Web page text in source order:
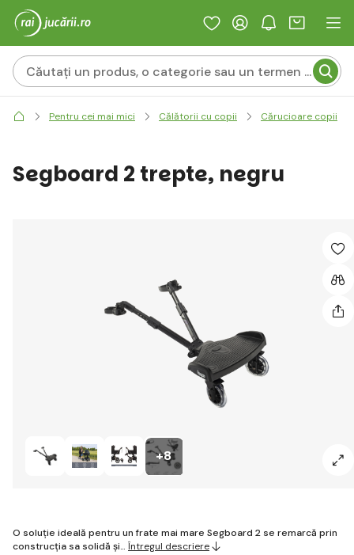
Pentru cei mai mici Călătorii cu copii Cărucioare copii
+8
Segboard 2 trepte, negru
O soluție ideală pentru un frate mai mare Segboard 2 se remarcă prin
construcția sa solidă și… Întregul descriere